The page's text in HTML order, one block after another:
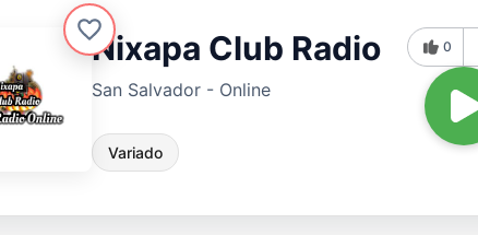
Nixapa Club Radio
San Salvador - Online
Variado
0